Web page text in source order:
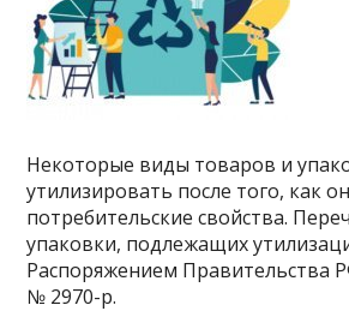
Некоторые виды товаров и
утилизировать после того, как
потребительские свойства.
упаковки, подлежащих
Распоряжением Правительства
№ 2970-р.